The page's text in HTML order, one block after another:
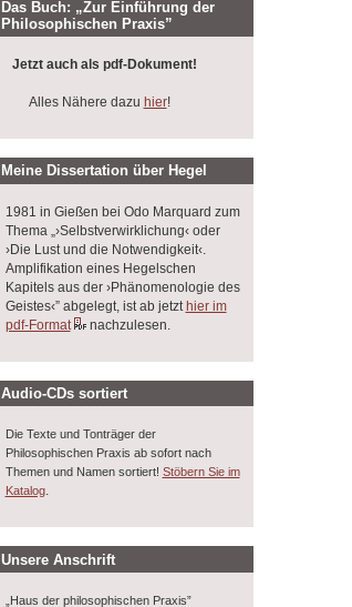
Das Buch: „Zur Einführung der
Philosophischen Praxis”
Jetzt auch als pdf-Dokument!
Alles Nähere dazu hier!
Meine Dissertation über Hegel
1981 in Gießen bei Odo Marquard zum
Thema „›Selbstverwirklichung‹ oder
›Die Lust und die Notwendigkeit‹.
Amplifikation eines Hegelschen
Kapitels aus der ›Phänomenologie des
Geistes‹” abgelegt, ist ab jetzt hier im
pdf-Format
nachzulesen.
Audio-CDs sortiert
Die Texte und Tonträger der
Philosophischen Praxis ab sofort nach
Themen und Namen sortiert! Stöbern Sie im
Katalog.
Unsere Anschrift
„Haus der philosophischen Praxis”